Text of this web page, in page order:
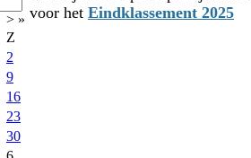
> »
Z
2
9
16
23
30
voor het Eindklassement 2025